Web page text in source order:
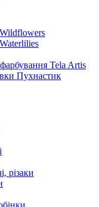
Tela Artis
Пухнастик
різаки